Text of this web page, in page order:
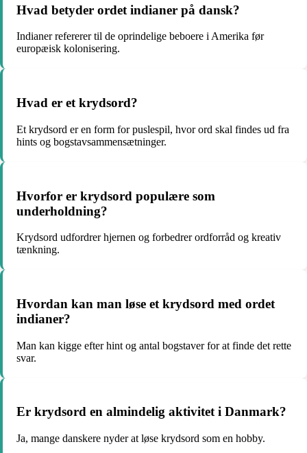
Hvad betyder ordet indianer på dansk?
Indianer refererer til de oprindelige beboere i Amerika før
europæisk kolonisering.
Hvad er et krydsord?
Et krydsord er en form for puslespil, hvor ord skal findes ud fra
hints og bogstavsammensætninger.
Hvorfor er krydsord populære som
underholdning?
Krydsord udfordrer hjernen og forbedrer ordforråd og kreativ
tænkning.
Hvordan kan man løse et krydsord med ordet
indianer?
Man kan kigge efter hint og antal bogstaver for at finde det rette
svar.
Er krydsord en almindelig aktivitet i Danmark?
Ja, mange danskere nyder at løse krydsord som en hobby.